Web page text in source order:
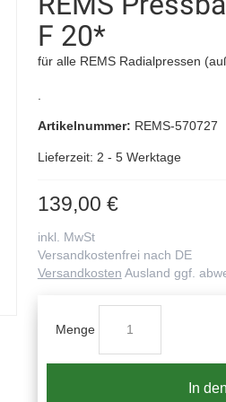
F 20*
für alle REMS Radialpressen
Artikelnummer: REMS-570727
Lieferzeit: 2 - 5 Werktage
139,00 €
inkl. MwSt
Versandkostenfrei nach DE
Versandkosten Ausland ggf.
Menge
In